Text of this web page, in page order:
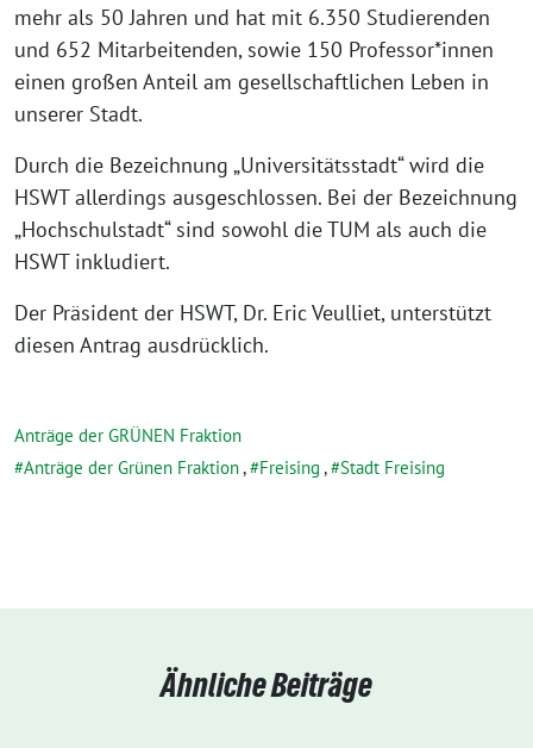
mehr als 50 Jah­ren und hat mit 6.350 Stu­die­ren­den
und 652 Mit­ar­bei­ten­den, sowie 150 Professor*innen
einen gro­ßen Anteil am gesell­schaft­li­chen Leben in
unse­rer Stadt.
Durch die Bezeich­nung „Uni­ver­si­täts­stadt“ wird die
HSWT aller­dings aus­ge­schlos­sen. Bei der Bezeich­nung
„Hoch­schul­stadt“ sind sowohl die TUM als auch die
HSWT inkludiert.
Der Prä­si­dent der HSWT, Dr. Eric Veul­liet, unter­stützt
die­sen Antrag ausdrücklich.
Anträge der GRÜNEN Fraktion
Anträge der Grünen Fraktion, Freising , Stadt Freising
Ähnliche Beiträge